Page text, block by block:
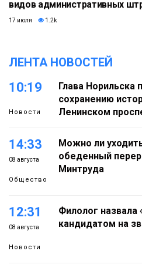
видов административных
17 июля 1.2k
ЛЕНТА НОВОСТЕЙ
10:19
Новости
Глава Норильска
сохранению
Ленинском
14:33
08 августа
Общество
Можно ли
обеденный
Минтруда
12:31
08 августа
Новости
Филолог
кандидатом на